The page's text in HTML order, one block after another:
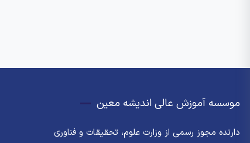
موسسه آموزش عالی اندیشه معین
دارنده مجوز رسمی از وزارت علوم، تحقیقات و فناوری